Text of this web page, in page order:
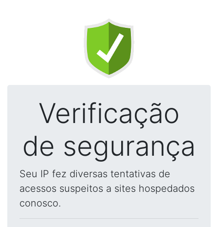
Verificação
de segurança
Seu IP fez diversas tentativas de
acessos suspeitos a sites hospedados
conosco.